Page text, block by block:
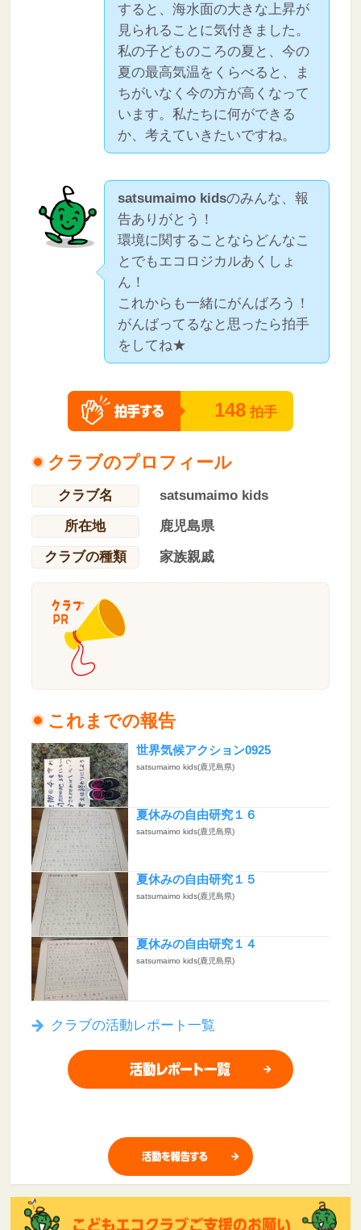
すると、海水面の大きな上昇が
見られることに気付きました。
私の子どものころの夏と、今の
夏の最高気温をくらべると、ま
ちがいなく今の方が高くなって
います。私たちに何ができる
か、考えていきたいですね。
satsumaimo kidsのみんな、報
告ありがとう！
環境に関することならどんなこ
とでもエコロジカルあくしょ
ん！
これからも一緒にがんばろう！
がんばってるなと思ったら拍手
をしてね★
148 拍手
クラブのプロフィール
クラブ名
satsumaimo kids
所在地
鹿児島県
クラブの種類
家族親戚
これまでの報告
世界気候アクション0925
satsumaimo kids(鹿児島県)
夏休みの自由研究１６
satsumaimo kids(鹿児島県)
夏休みの自由研究１５
satsumaimo kids(鹿児島県)
夏休みの自由研究１４
satsumaimo kids(鹿児島県)
クラブの活動レポート一覧